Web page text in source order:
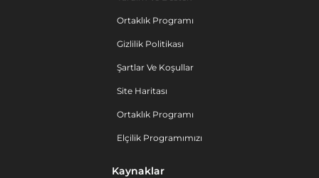
Ortaklık Programı
Gizlilik Politikası
Şartlar Ve Koşullar
Site Haritası
Ortaklık Programı
Elçilik Programımızı
Kaynaklar